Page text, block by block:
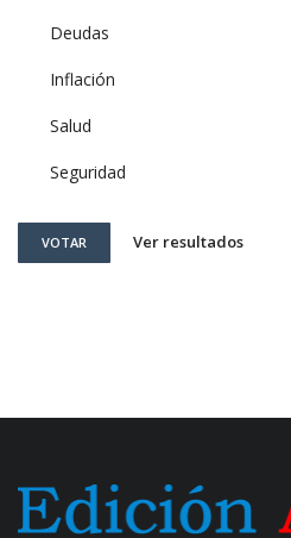
Deudas
Inflación
Salud
Seguridad
VOTAR Ver resultados